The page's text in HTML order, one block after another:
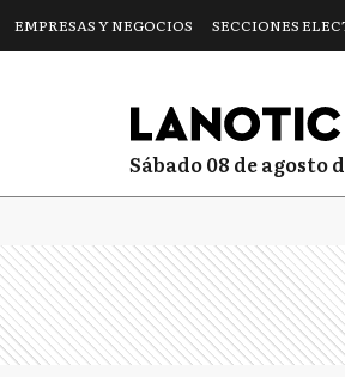
EMPRESAS Y NEGOCIOS SECCIONES
sábado 08 de agosto